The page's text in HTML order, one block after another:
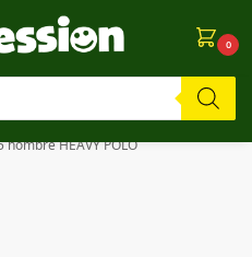
0
algo falla, ¡Perdón!⚠️
hombre HEAVY POLO